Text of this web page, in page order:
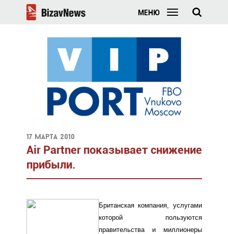
МЕНЮ
17 марта 2010
Air Partner показывает снижение
прибыли.
Британская компания, услугами
которой пользуются
правительства и миллионеры